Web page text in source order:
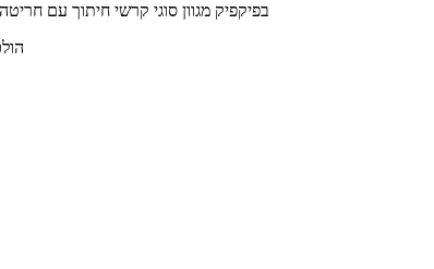
בפיקפיק מגוון סוגי קרשי חיתוך עם